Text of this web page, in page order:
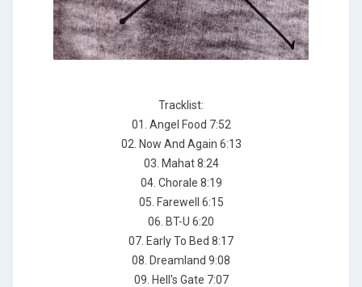
Tracklist:
01. Angel Food 7:52
02. Now And Again 6:13
03. Mahat 8:24
04. Chorale 8:19
05. Farewell 6:15
06. BT-U 6:20
07. Early To Bed 8:17
08. Dreamland 9:08
09. Hell's Gate 7:07